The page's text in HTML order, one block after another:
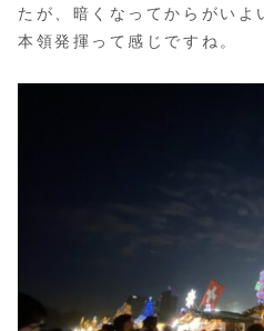
たが、暗くなってからがいよ
本領発揮って感じですね。